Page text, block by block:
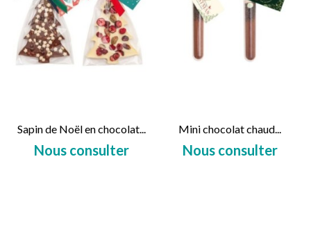
Sapin de Noël en chocolat...
Nous consulter
Mini chocolat chaud...
Nous consulter